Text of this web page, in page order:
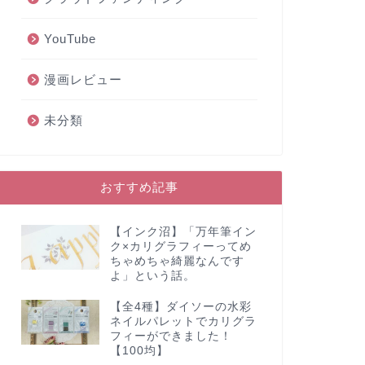
YouTube
漫画レビュー
未分類
おすすめ記事
【インク沼】「万年筆イン
ク×カリグラフィーってめ
ちゃめちゃ綺麗なんです
よ」という話。
【全4種】ダイソーの水彩
ネイルパレットでカリグラ
フィーができました！
【100均】